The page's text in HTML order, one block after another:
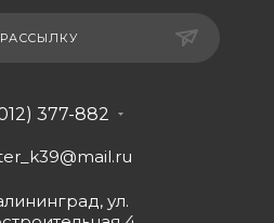
377-882
ул.